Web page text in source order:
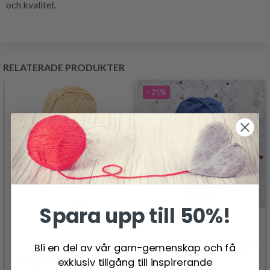
och kvalitet.
RELATERADE PRODUKTER
LINDEHOBBY ELLA 130
- 21%
JÄRBO SOFT COTTON
28.50 SEK35.95 SEK
Spara upp till 50%!
Bli en del av vår garn-gemenskap och få
exklusiv tillgång till inspirerande